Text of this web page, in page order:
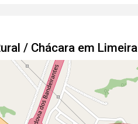
/ Chácara em Limeira